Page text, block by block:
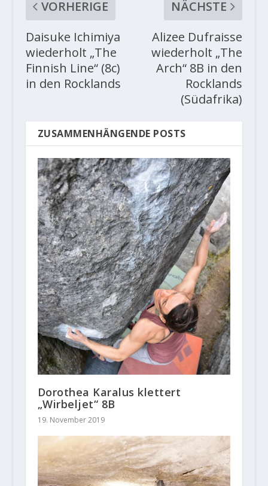
VORHERIGE
Daisuke Ichimiya
wiederholt „The
Finnish Line“ (8c)
in den Rocklands
NÄCHSTE
Alizee Dufraisse
wiederholt „The
Arch“ 8B in den
Rocklands
(Südafrika)
ZUSAMMENHÄNGENDE POSTS
Dorothea Karalus klettert
„Wirbeljet“ 8B
19. November 2019